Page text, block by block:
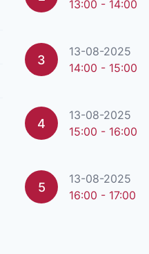
13:00 - 14:00
3
13-08-2025
14:00 - 15:00
4
13-08-2025
15:00 - 16:00
5
13-08-2025
16:00 - 17:00